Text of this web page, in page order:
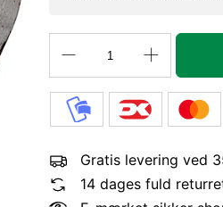
Gratis levering ved
14 dages fuld